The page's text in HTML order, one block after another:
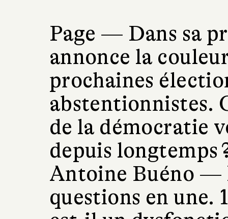
Page — Dans sa
annonce la
prochaines
abstentionnistes.
de la démocratie
depuis longtemps
Antoine Buéno —
questions en une.